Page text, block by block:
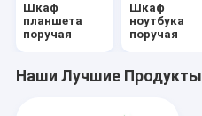
Шкаф
планшета
поручая
Шкаф
ноутбука
поручая
Наши Лучшие Продукты